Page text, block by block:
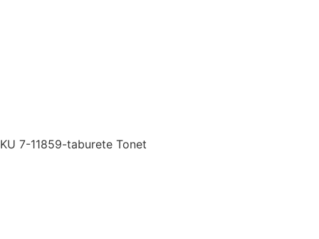
7-11859-taburete Tonet